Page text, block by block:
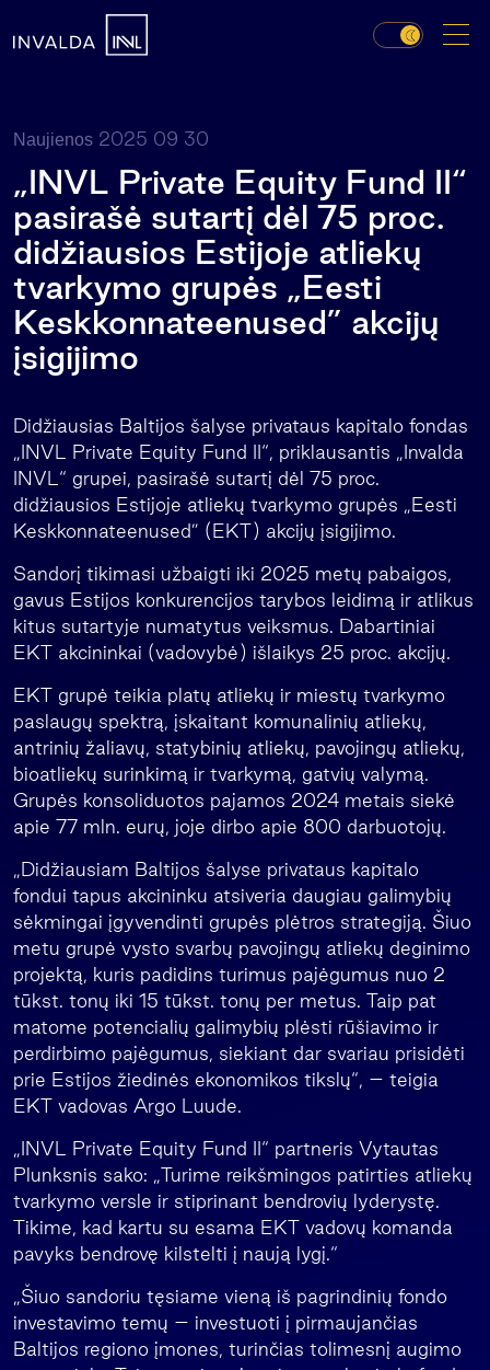
Naujienos 2025 09 30
„INVL Private Equity Fund II“
pasirašė sutartį dėl 75 proc.
didžiausios Estijoje atliekų
tvarkymo grupės „Eesti
Keskkonnateenused” akcijų
įsigijimo
Didžiausias Baltijos šalyse privataus kapitalo fondas
„INVL Private Equity Fund II“, priklausantis „Invalda
INVL“ grupei, pasirašė sutartį dėl 75 proc.
didžiausios Estijoje atliekų tvarkymo grupės „Eesti
Keskkonnateenused” (EKT) akcijų įsigijimo.
Sandorį tikimasi užbaigti iki 2025 metų pabaigos,
gavus Estijos konkurencijos tarybos leidimą ir atlikus
kitus sutartyje numatytus veiksmus. Dabartiniai
EKT akcininkai (vadovybė) išlaikys 25 proc. akcijų.
EKT grupė teikia platų atliekų ir miestų tvarkymo
paslaugų spektrą, įskaitant komunalinių atliekų,
antrinių žaliavų, statybinių atliekų, pavojingų atliekų,
bioatliekų surinkimą ir tvarkymą, gatvių valymą.
Grupės konsoliduotos pajamos 2024 metais siekė
apie 77 mln. eurų, joje dirbo apie 800 darbuotojų.
„Didžiausiam Baltijos šalyse privataus kapitalo
fondui tapus akcininku atsiveria daugiau galimybių
sėkmingai įgyvendinti grupės plėtros strategiją. Šiuo
metu grupė vysto svarbų pavojingų atliekų deginimo
projektą, kuris padidins turimus pajėgumus nuo 2
tūkst. tonų iki 15 tūkst. tonų per metus. Taip pat
matome potencialių galimybių plėsti rūšiavimo ir
perdirbimo pajėgumus, siekiant dar svariau prisidėti
prie Estijos žiedinės ekonomikos tikslų“, – teigia
EKT vadovas Argo Luude.
„INVL Private Equity Fund II“ partneris Vytautas
Plunksnis sako: „Turime reikšmingos patirties atliekų
tvarkymo versle ir stiprinant bendrovių lyderystę.
Tikime, kad kartu su esama EKT vadovų komanda
pavyks bendrovę kilstelti į naują lygį.“
„Šiuo sandoriu tęsiame vieną iš pagrindinių fondo
investavimo temų – investuoti į pirmaujančias
Baltijos regiono įmones, turinčias tolimesnį augimo